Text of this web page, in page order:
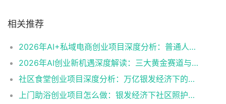
相关推荐
2026年AI+私域电商创业项目深度分析：普通人如何抓住第三波电商红利
2026年AI创业新机遇深度解读：三大黄金赛道与普通人入局的完整攻略
社区食堂创业项目深度分析：万亿银发经济下的社区餐饮新机遇
上门助浴创业项目怎么做：银发经济下社区照护服务的成本、客源与服务流程